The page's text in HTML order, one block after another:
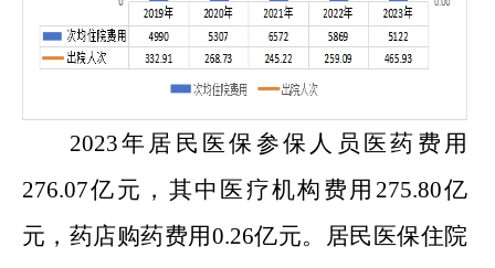
2023年居民医保参保人员医药费用
276.07亿元，其中医疗机构费用 275.80亿
元，药店购药费用0.26亿元。居民医保住院